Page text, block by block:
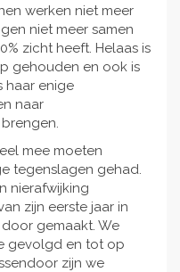
werken niet meer
niet meer samen
zicht heeft. Helaas is
gehouden en ook is
haar enige
naar
mee moeten
tegenslagen gehad.
nierafwijking
zijn eerste jaar in
gemaakt. We
gevolgd en tot op
zijn we